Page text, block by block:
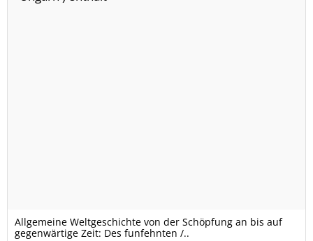
Allgemeine Weltgeschichte von der Schöpfung an bis auf
gegenwärtige Zeit: Des funfehnten /..